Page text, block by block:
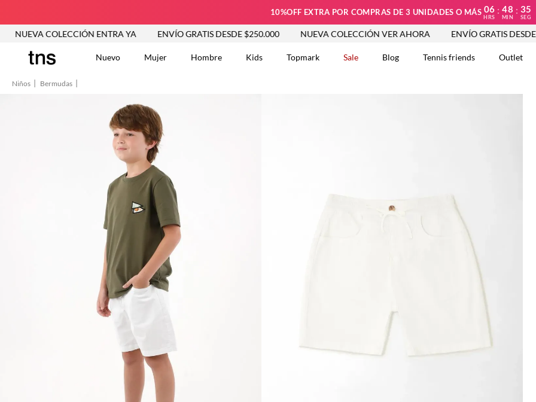
10%OFF EXTRA POR COMPRAS DE 3 UNIDADES O MÁS 06
HRS
: 48
MIN
: 34
SEG
COLECCIÓN ENTRA YA ENVÍO GRATIS DESDE $250.000 NUEVA COLECCIÓN VER AHORA ENVÍO GRATIS DESDE $250.000
Nuevo Mujer Hombre Kids Topmark Sale Blog Tennis friends Outlet
Niños Bermudas
6
7.
8.
9.